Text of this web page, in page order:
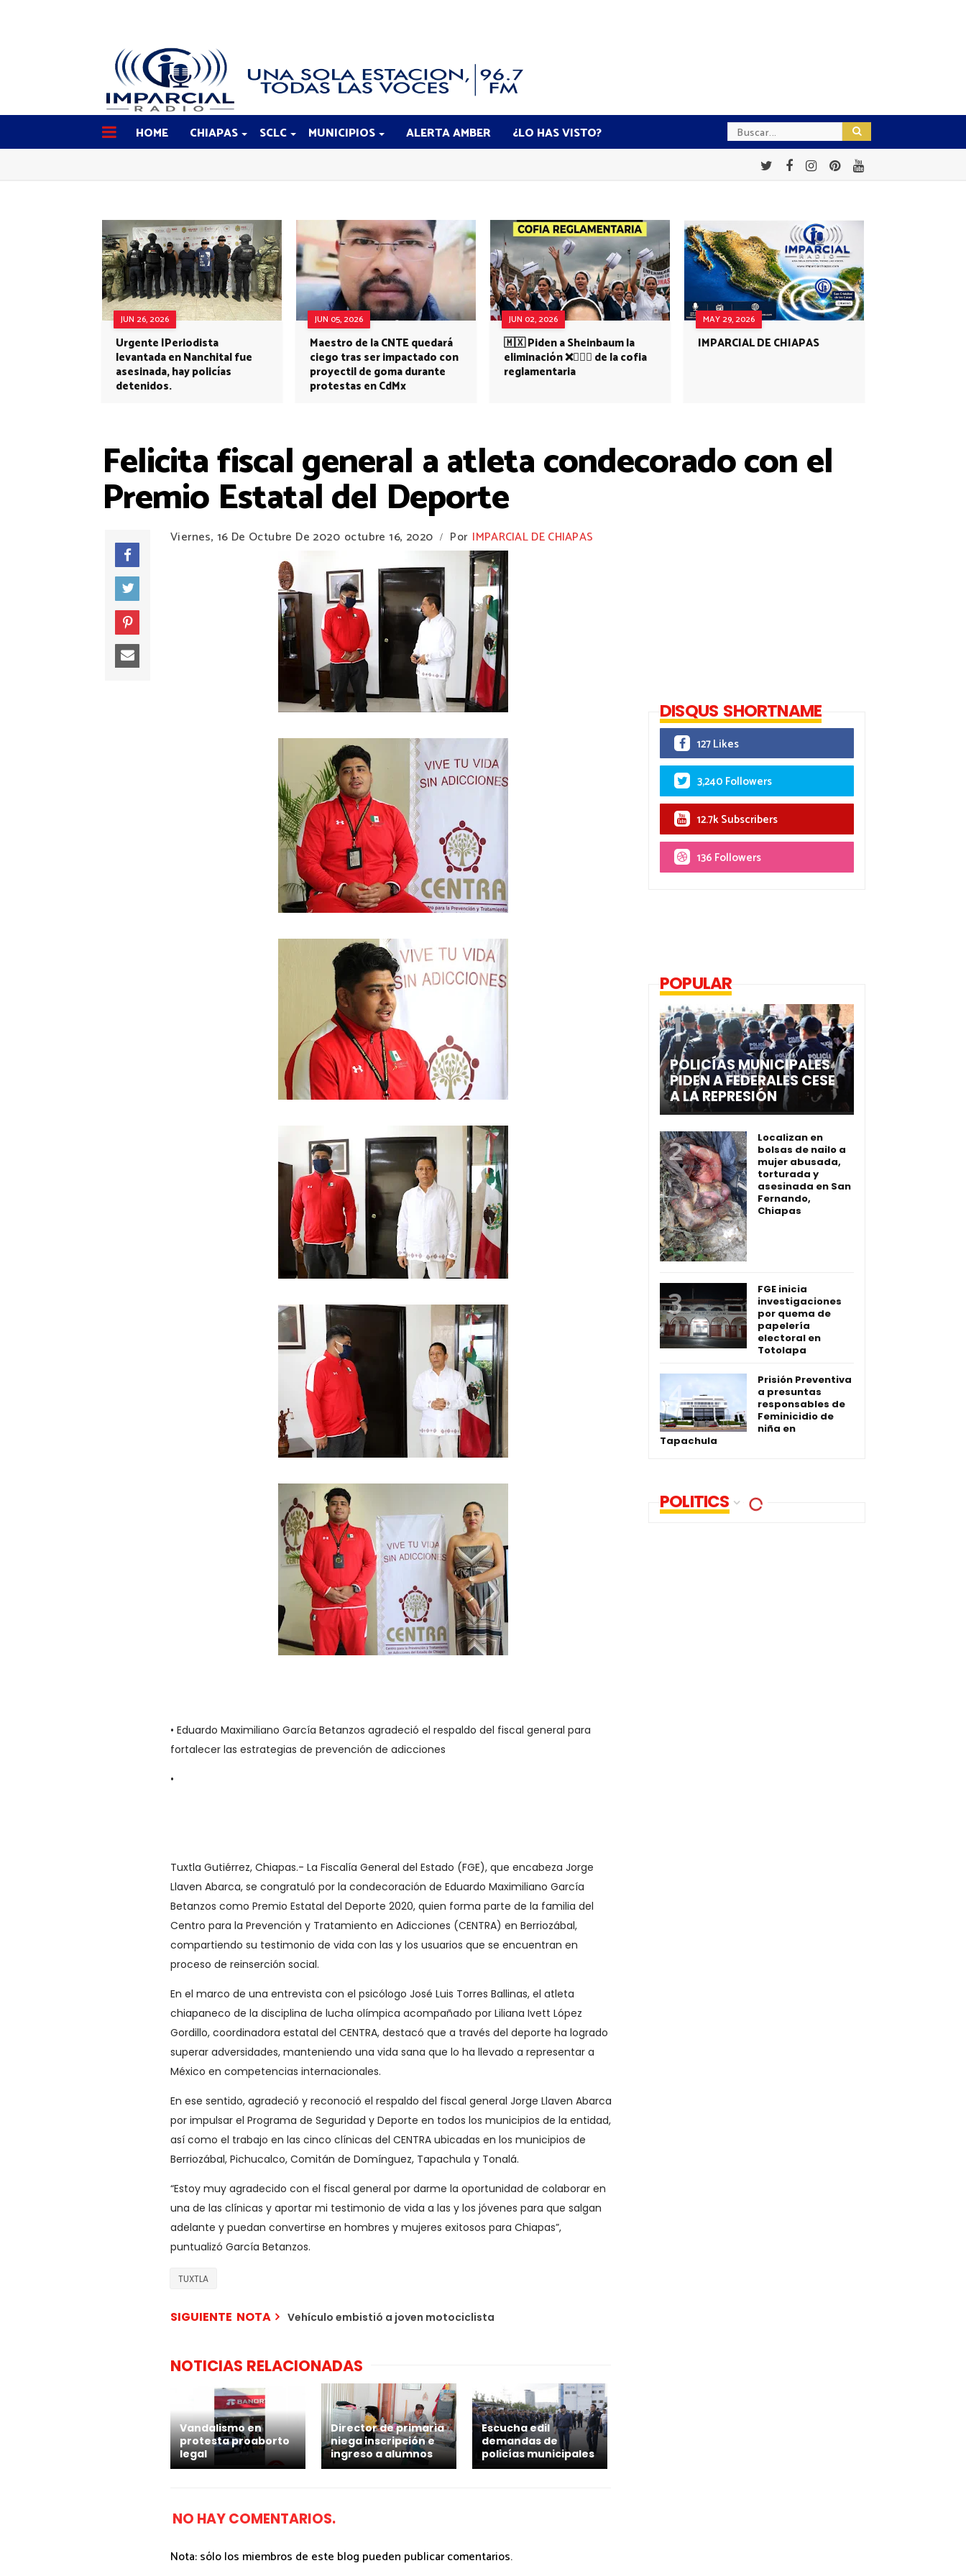
HOME CHIAPAS SCLC MUNICIPIOS ALERTA AMBER ¿LO HAS VISTO?
JUN 26, 2026
Urgente |Periodista
levantada en Nanchital fue
asesinada, hay policías
detenidos.
JUN 05, 2026
Maestro de la CNTE quedará
ciego tras ser impactado con
proyectil de goma durante
protestas en CdMx
JUN 02, 2026
🇲🇽 Piden a Sheinbaum la
eliminación ❌👩🏻‍⚕️ de la cofia
reglamentaria
MAY 29, 2026
IMPARCIAL DE CHIAPAS
Felicita fiscal general a atleta condecorado con el
Premio Estatal del Deporte
Viernes, 16 De Octubre De 2020 octubre 16, 2020 / Por IMPARCIAL DE CHIAPAS
• Eduardo Maximiliano García Betanzos agradeció el respaldo del fiscal general para
fortalecer las estrategias de prevención de adicciones
•
Tuxtla Gutiérrez, Chiapas.- La Fiscalía General del Estado (FGE), que encabeza Jorge
Llaven Abarca, se congratuló por la condecoración de Eduardo Maximiliano García
Betanzos como Premio Estatal del Deporte 2020, quien forma parte de la familia del
Centro para la Prevención y Tratamiento en Adicciones (CENTRA) en Berriozábal,
compartiendo su testimonio de vida con las y los usuarios que se encuentran en
proceso de reinserción social.
En el marco de una entrevista con el psicólogo José Luis Torres Ballinas, el atleta
chiapaneco de la disciplina de lucha olímpica acompañado por Liliana Ivett López
Gordillo, coordinadora estatal del CENTRA, destacó que a través del deporte ha logrado
superar adversidades, manteniendo una vida sana que lo ha llevado a representar a
México en competencias internacionales.
En ese sentido, agradeció y reconoció el respaldo del fiscal general Jorge Llaven Abarca
por impulsar el Programa de Seguridad y Deporte en todos los municipios de la entidad,
así como el trabajo en las cinco clínicas del CENTRA ubicadas en los municipios de
Berriozábal, Pichucalco, Comitán de Domínguez, Tapachula y Tonalá.
“Estoy muy agradecido con el fiscal general por darme la oportunidad de colaborar en
una de las clínicas y aportar mi testimonio de vida a las y los jóvenes para que salgan
adelante y puedan convertirse en hombres y mujeres exitosos para Chiapas”,
puntualizó García Betanzos.
TUXTLA
SIGUIENTE NOTA Vehículo embistió a joven motociclista
NOTICIAS RELACIONADAS
Vandalismo en
protesta proaborto
legal
Director de primaria
niega inscripción e
ingreso a alumnos
Escucha edil
demandas de
policías municipales
NO HAY COMENTARIOS.
Nota: sólo los miembros de este blog pueden publicar comentarios.
DISQUS SHORTNAME
127 Likes
3,240 Followers
12.7k Subscribers
136 Followers
POPULAR
POLICÍAS MUNICIPALES
PIDEN A FEDERALES CESE
A LA REPRESIÓN
Localizan en
bolsas de nailo a
mujer abusada,
torturada y
asesinada en San
Fernando,
Chiapas
FGE inicia
investigaciones
por quema de
papelería
electoral en
Totolapa
Prisión Preventiva
a presuntas
responsables de
Feminicidio de
niña en
Tapachula
POLITICS